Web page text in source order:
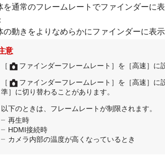
を通常のフレームレートでファインダーに表
の動きをよりなめらかにファインダーに表示
意
［ ファインダーフレームレート］ を ［高速］ に
［ ファインダーフレームレート］ を ［高速］ に
準］ に切り替わることがあります。
以下のときは、フレームレートが制限されます。
再生時
HDMI接続時
カメラ内部の温度が高くなっているとき